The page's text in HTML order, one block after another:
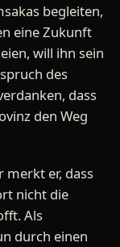
begleiten,
eine Zukunft
will ihn sein
des
dass
den Weg
merkt er, dass
nicht die
Als
durch einen